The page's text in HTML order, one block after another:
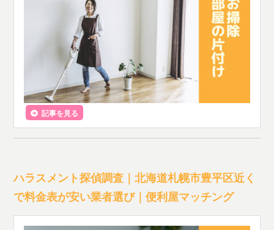
記事を見る
ハラスメント探偵調査｜北海道札幌市豊平区近く
で料金表が安い業者選び｜便利屋マッチング